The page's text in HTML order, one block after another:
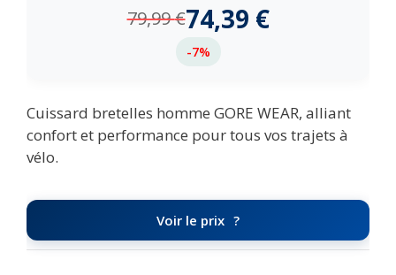
79,99€74,39 €
-7%
Cuissard bretelles homme GORE WEAR, alliant
confort et performance pour tous vos trajets à
vélo.
Voir le prix